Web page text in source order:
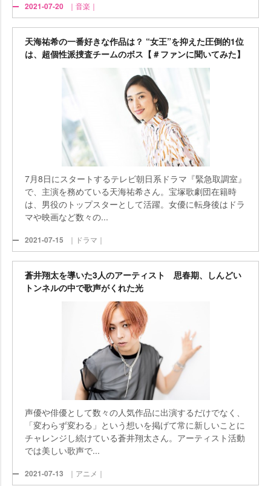
2021-07-20 ｜音楽｜
天海祐希の一番好きな作品は？ “女王”を抑えた圧倒的1位
は、超個性派捜査チームのボス【＃ファンに聞いてみた】
7月8日にスタートするテレビ朝日系ドラマ『緊急取調室』
で、主演を務めている天海祐希さん。宝塚歌劇団在籍時
は、男役のトップスターとして活躍。女優に転身後はドラ
マや映画など数々の...
2021-07-15 ｜ドラマ｜
蒼井翔太を導いた3人のアーティスト 思春期、しんどい
トンネルの中で歌声がくれた光
声優や俳優として数々の人気作品に出演するだけでなく、
「変わらず変わる」という想いを掲げて常に新しいことに
チャレンジし続けている蒼井翔太さん。アーティスト活動
では美しい歌声で...
2021-07-13 ｜アニメ｜